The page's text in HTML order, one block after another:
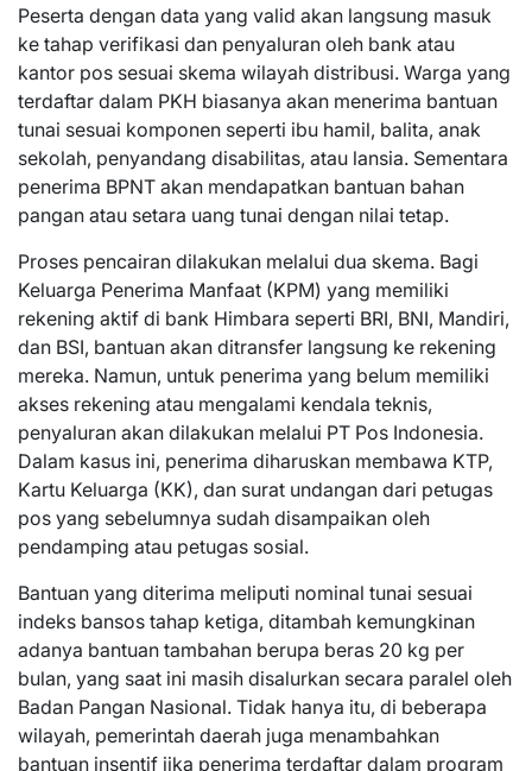
Peserta dengan data yang valid akan langsung masuk
ke tahap verifikasi dan penyaluran oleh bank atau
kantor pos sesuai skema wilayah distribusi. Warga yang
terdaftar dalam PKH biasanya akan menerima bantuan
tunai sesuai komponen seperti ibu hamil, balita, anak
sekolah, penyandang disabilitas, atau lansia. Sementara
penerima BPNT akan mendapatkan bantuan bahan
pangan atau setara uang tunai dengan nilai tetap.
Proses pencairan dilakukan melalui dua skema. Bagi
Keluarga Penerima Manfaat (KPM) yang memiliki
rekening aktif di bank Himbara seperti BRI, BNI, Mandiri,
dan BSI, bantuan akan ditransfer langsung ke rekening
mereka. Namun, untuk penerima yang belum memiliki
akses rekening atau mengalami kendala teknis,
penyaluran akan dilakukan melalui PT Pos Indonesia.
Dalam kasus ini, penerima diharuskan membawa KTP,
Kartu Keluarga (KK), dan surat undangan dari petugas
pos yang sebelumnya sudah disampaikan oleh
pendamping atau petugas sosial.
Bantuan yang diterima meliputi nominal tunai sesuai
indeks bansos tahap ketiga, ditambah kemungkinan
adanya bantuan tambahan berupa beras 20 kg per
bulan, yang saat ini masih disalurkan secara paralel oleh
Badan Pangan Nasional. Tidak hanya itu, di beberapa
wilayah, pemerintah daerah juga menambahkan
bantuan insentif jika penerima terdaftar dalam program